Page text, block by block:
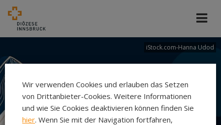
iStock.com-Hanna Udod
Wir verwenden Cookies und erlauben das Setzen
von Drittanbieter-Cookies. Weitere Informationen
und wie Sie Cookies deaktivieren können finden Sie
hier. Wenn Sie mit der Navigation fortfahren,